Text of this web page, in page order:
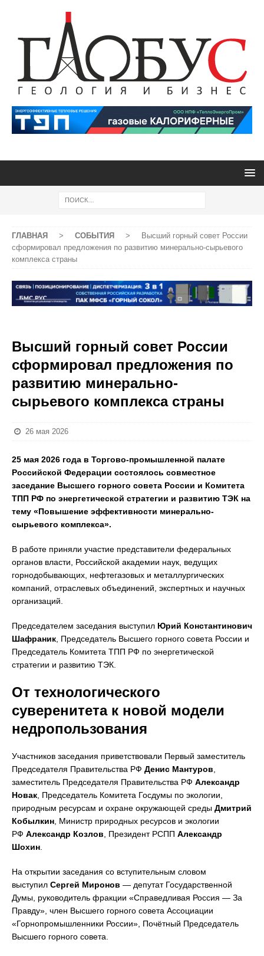
ГЛАВНАЯ > СОБЫТИЯ >
Высший горный совет России
сформировал предложения по развитию минерально-сырьевого
комплекса страны
Высший горный совет России
сформировал предложения по
развитию минерально-
сырьевого комплекса страны
26 мая 2026
25 мая 2026 года в Торгово-промышленной палате
Российской Федерации состоялось совместное
заседание Высшего горного совета России и Комитета
ТПП РФ по энергетической стратегии и развитию ТЭК на
тему «Повышение эффективности минерально-
сырьевого комплекса».
В работе приняли участие представители федеральных
органов власти, Российской академии наук, ведущих
горнодобывающих, нефтегазовых и металлургических
компаний, отраслевых объединений, экспертных и научных
организаций.
Председателем заседания выступил Юрий Константинович
Шафраник , Председатель Высшего горного совета России и
Председатель Комитета ТПП РФ по энергетической
стратегии и развитию ТЭК.
От технологического
суверенитета к новой модели
недропользования
Участников заседания приветствовали Первый заместитель
Председателя Правительства РФ Денис Мантуров
заместитель Председателя Правительства РФ Александр
Новак , Председатель Комитета Госдумы по экологии,
природным ресурсам и охране окружающей среды Дмитрий
Кобылкин , Министр природных ресурсов и экологии
РФ Александр Козлов , Президент РСПП Александр
Шохин
На открытии заседания со вступительным словом
выступил Сергей Миронов — депутат Государственной
Думы, руководитель фракции «Справедливая Россия — За
Правду», член Высшего горного совета Ассоциации
«Горнопромышленники России», Почётный Председатель
Высшего горного совета.